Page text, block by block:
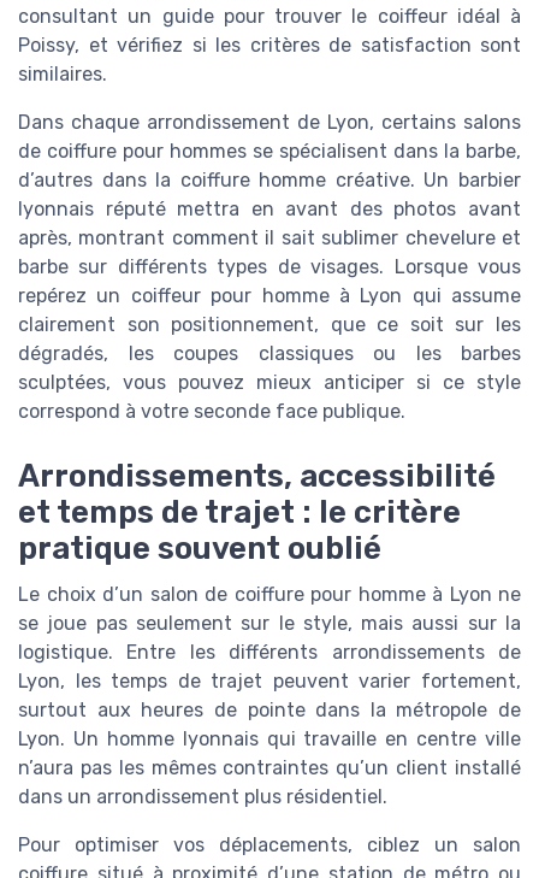
consultant un guide pour trouver le coiffeur idéal à
Poissy, et vérifiez si les critères de satisfaction sont
similaires.
Dans chaque arrondissement de Lyon, certains salons
de coiffure pour hommes se spécialisent dans la barbe,
d’autres dans la coiffure homme créative. Un barbier
lyonnais réputé mettra en avant des photos avant
après, montrant comment il sait sublimer chevelure et
barbe sur différents types de visages. Lorsque vous
repérez un coiffeur pour homme à Lyon qui assume
clairement son positionnement, que ce soit sur les
dégradés, les coupes classiques ou les barbes
sculptées, vous pouvez mieux anticiper si ce style
correspond à votre seconde face publique.
Arrondissements, accessibilité
et temps de trajet : le critère
pratique souvent oublié
Le choix d’un salon de coiffure pour homme à Lyon ne
se joue pas seulement sur le style, mais aussi sur la
logistique. Entre les différents arrondissements de
Lyon, les temps de trajet peuvent varier fortement,
surtout aux heures de pointe dans la métropole de
Lyon. Un homme lyonnais qui travaille en centre ville
n’aura pas les mêmes contraintes qu’un client installé
dans un arrondissement plus résidentiel.
Pour optimiser vos déplacements, ciblez un salon